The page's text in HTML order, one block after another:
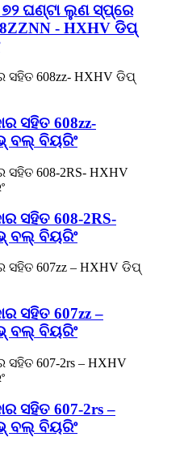
ଘଣ୍ଟା ଲୁଣ ସ୍ପ୍ରେ
- HXHV ଡିପ୍
ସହିତ 608zz-
ବଲ୍ ବିୟରିଂ
ସହିତ 608-2RS-
ବଲ୍ ବିୟରିଂ
ସହିତ 607zz –
ବଲ୍ ବିୟରିଂ
ସହିତ 607-2rs –
ବଲ୍ ବିୟରିଂ